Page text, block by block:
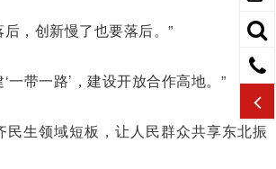
后，创新慢了也要落后。”
一带一路’，建设开放合作高地。”
民生领域短板，让人民群众共享东北振